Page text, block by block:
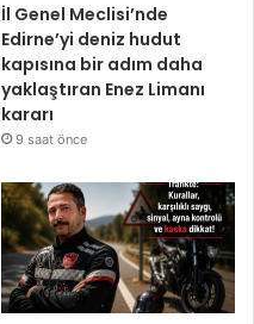
İl Genel Meclisi’nde
Edirne’yi deniz hudut
kapısına bir adım daha
yaklaştıran Enez Limanı
kararı
9 saat önce